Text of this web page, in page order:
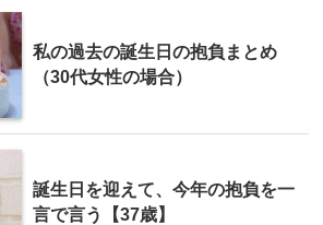
私の過去の誕生日の抱負まとめ
（30代女性の場合）
誕生日を迎えて、今年の抱負を一
言で言う【37歳】